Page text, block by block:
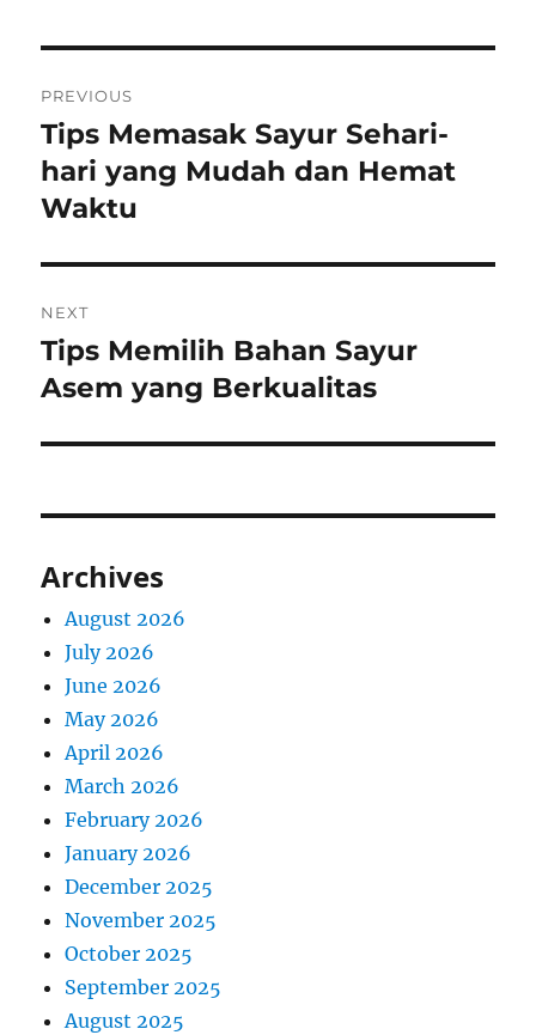
navigation
PREVIOUS
Previous
post:
Tips Memasak Sayur Sehari-
hari yang Mudah dan Hemat
Waktu
NEXT
Next
post:
Tips Memilih Bahan Sayur
Asem yang Berkualitas
Archives
August 2026
July 2026
June 2026
May 2026
April 2026
March 2026
February 2026
January 2026
December 2025
November 2025
October 2025
September 2025
August 2025